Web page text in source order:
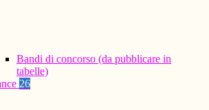
Bandi di concorso (da pubblicare in
tabelle)
26